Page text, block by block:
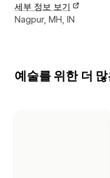
세부 정보 보기
디자이너 연락처 세부
Nagpur, MH, IN
예술를 위한 더